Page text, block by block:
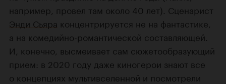
например, провел там около 40 лет). Сценарист
Энди Сьяра концентрируется не на фантастике,
а на комедийно-романтической составляющей.
И, конечно, высмеивает сам сюжетообразующий
прием: в 2020 году даже киногерои знают все
о концепциях мультивселенной и посмотрели